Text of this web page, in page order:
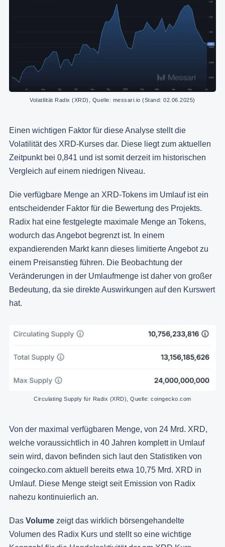
Volatilität Radix (XRD), Quelle: messari.io (Stand: 02.06.2025)
Einen wichtigen Faktor für diese Analyse stellt die
Volatilität des XRD-Kurses dar. Diese liegt zum aktuellen
Zeitpunkt bei 0,841 und ist somit derzeit im historischen
Vergleich auf einem niedrigen Niveau.
Die verfügbare Menge an XRD-Tokens im Umlauf ist ein
entscheidender Faktor für die Bewertung des Projekts.
Radix hat eine festgelegte maximale Menge an Tokens,
wodurch das Angebot begrenzt ist. In einem
expandierenden Markt kann dieses limitierte Angebot zu
einem Preisanstieg führen. Die Beobachtung der
Veränderungen in der Umlaufmenge ist daher von großer
Bedeutung, da sie direkte Auswirkungen auf den Kurswert
hat.
Circulating Supply für Radix (XRD), Quelle: coingecko.com
Von der maximal verfügbaren Menge, von 24 Mrd. XRD,
welche voraussichtlich in 40 Jahren komplett in Umlauf
sein wird, davon befinden sich laut den Statistiken von
coingecko.com aktuell bereits etwa 10,75 Mrd. XRD in
Umlauf. Diese Menge steigt seit Emission von Radix
nahezu kontinuierlich an.
Das Volume zeigt das wirklich börsengehandelte
Volumen des Radix Kurs und stellt so eine wichtige